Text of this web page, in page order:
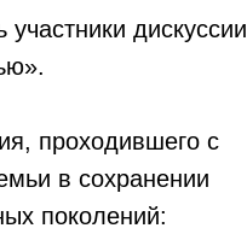
дискуссии
проходившего с
в сохранении
поколений: